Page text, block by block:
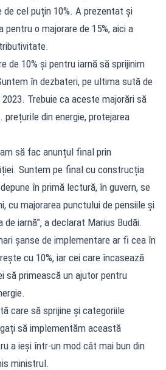
de cel puțin 10%. A prezentat și
pentru o majorare de 15%, aici a
de 10% și pentru iarnă să sprijinim
în dezbateri, pe ultima sută de
Trebuie ca aceste majorări să
din energie, protejarea
să fac anunțul final prin
Suntem pe final cu construcția
în primă lectură, în guvern, se
cu majorarea punctului de pensiile și
iarnă”, a declarat Marius Budăi.
șanse de implementare ar fi cea în
cu 10%, iar cei care încasează
să primească un ajutor pentru
care să sprijine și categoriile
să implementăm această
a ieși într-un mod cât mai bun din
ministrul.